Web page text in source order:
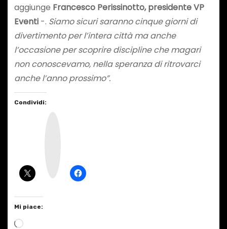
aggiunge Francesco Perissinotto, presidente VP
Eventi-. Siamo sicuri saranno cinque giorni di
divertimento per l’intera città ma anche
l’occasione per scoprire discipline che magari
non conoscevamo, nella speranza di ritrovarci
anche l’anno prossimo”.
Condividi:
Mi piace:
C